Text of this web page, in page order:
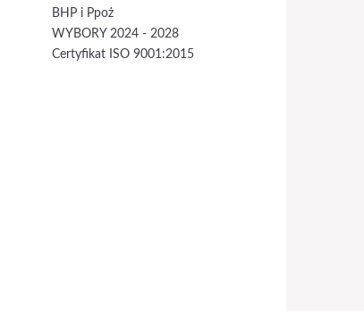
BHP i Ppoż
WYBORY 2024 - 2028
Certyfikat ISO 9001:2015